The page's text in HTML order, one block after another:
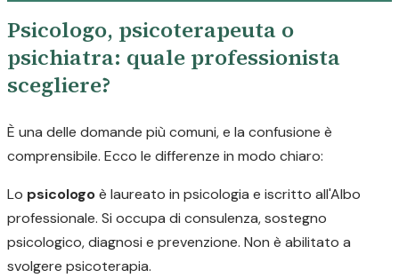
Psicologo, psicoterapeuta o
psichiatra: quale professionista
scegliere?
È una delle domande più comuni, e la confusione è
comprensibile. Ecco le differenze in modo chiaro:
Lo psicologoè laureato in psicologia e iscritto all'Albo
professionale. Si occupa di consulenza, sostegno
psicologico, diagnosi e prevenzione. Non è abilitato a
svolgere psicoterapia.